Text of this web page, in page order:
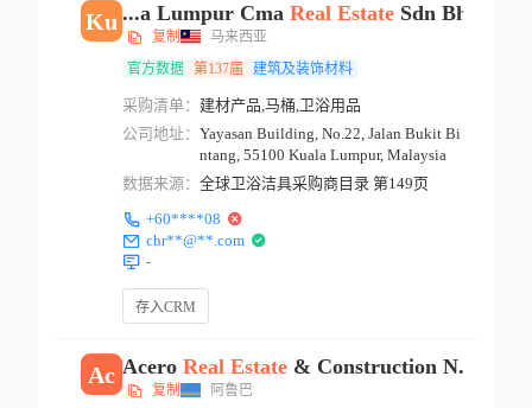
Ku ...a Lumpur Cma Real EstateSdn Bhd
复制
马来西亚
官方数据 第137届 建筑及装饰材料
采购清单： 建材产品,马桶,卫浴用品
公司地址： Yayasan Building, No.22, Jalan Bukit Bi
ntang, 55100 Kuala Lumpur, Malaysia
数据来源： 全球卫浴洁具采购商目录 第149页
+60****08
chr**@**.com
-
存入CRM
Ac Acero Real Estate& Construction N.v
复制 阿鲁巴